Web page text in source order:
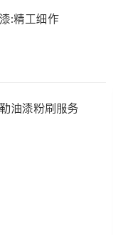
:精工细作
油漆粉刷服务